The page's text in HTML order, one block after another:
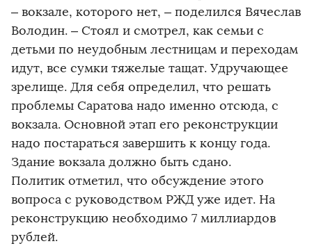
– вокзале, которого нет, – поделился Вячеслав
Володин. – Стоял и смотрел, как семьи с
детьми по неудобным лестницам и переходам
идут, все сумки тяжелые тащат. Удручающее
зрелище. Для себя определил, что решать
проблемы Саратова надо именно отсюда, с
вокзала. Основной этап его реконструкции
надо постараться завершить к концу года.
Здание вокзала должно быть сдано.
Политик отметил, что обсуждение этого
вопроса с руководством РЖД уже идет. На
реконструкцию необходимо 7 миллиардов
рублей.